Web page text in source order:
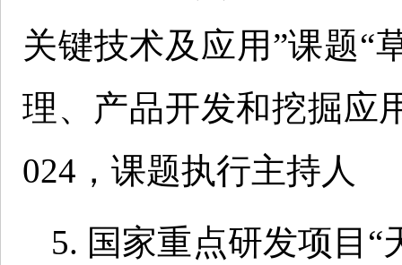
关键技术及应用”课题“
理、产品开发和挖掘应
024，课题执行主持人
5. 国家重点研发项目